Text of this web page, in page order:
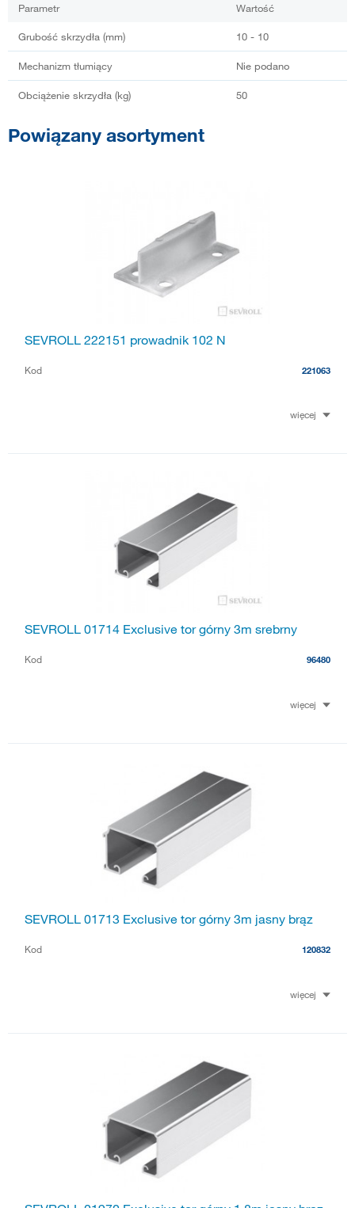
Parametr Wartość
Grubość skrzydła (mm) 10 - 10
Mechanizm tłumiący Nie podano
Obciążenie skrzydła (kg) 50
Powiązany asortyment
SEVROLL 222151 prowadnik 102 N
Kod 221063
więcej
SEVROLL 01714 Exclusive tor górny 3m srebrny
Kod 96480
więcej
SEVROLL 01713 Exclusive tor górny 3m jasny brąz
Kod 120832
więcej